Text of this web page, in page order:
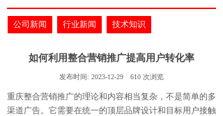
公司新闻 行业新闻 技术知识
如何利用整合营销推广提高用户转化率
发布时间: 2023-12-29 610 次浏览
重庆整合营销推广的理论和内容相当复杂，不是简单的多
渠道广告。它需要在统一的顶层品牌设计和目标用户接触